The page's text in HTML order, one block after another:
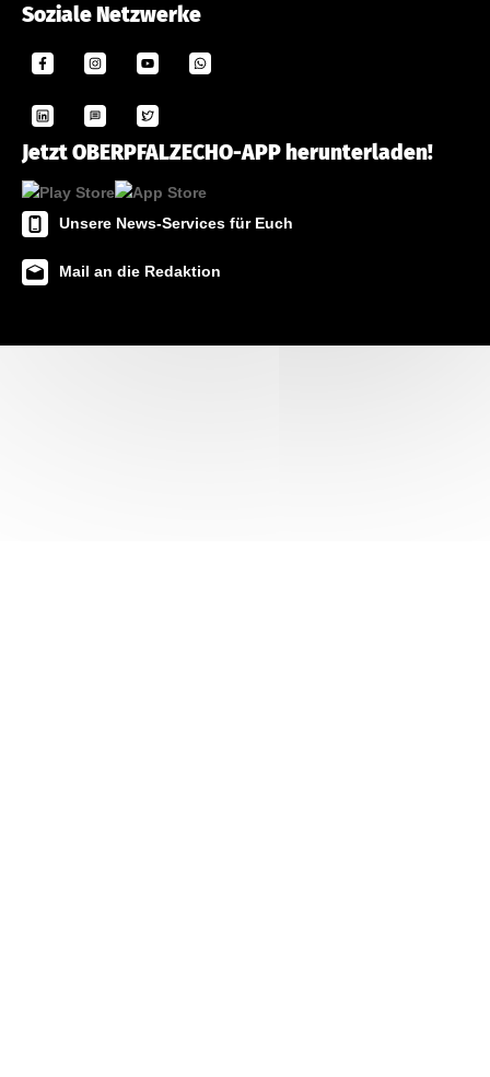
Soziale Netzwerke
Jetzt OBERPFALZECHO-APP herunterladen!
Unsere News-Services für Euch
Mail an die Redaktion